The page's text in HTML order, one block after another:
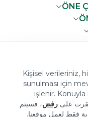
ÖNE
COPYRIGHT © 2023
Kişisel verileriniz,
sunulması için
işlenir.
رفض، فسيتم
فقط لعمل موقعنا.